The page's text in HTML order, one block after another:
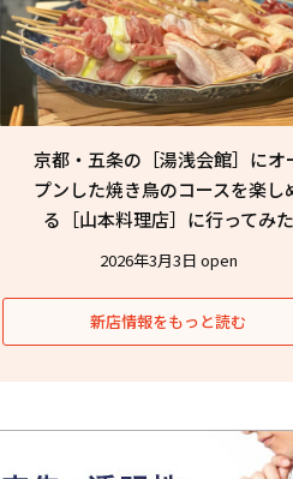
京都・五条の［湯浅会館］にオ
プンした焼き鳥のコースを楽し
る［山本料理店］に行ってみた
2026年3月3日 open
新店情報をもっと読む